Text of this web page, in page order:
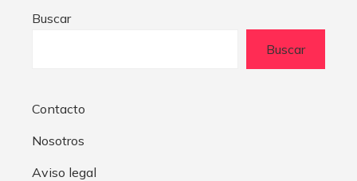
Buscar
Buscar
Contacto
Nosotros
Aviso legal